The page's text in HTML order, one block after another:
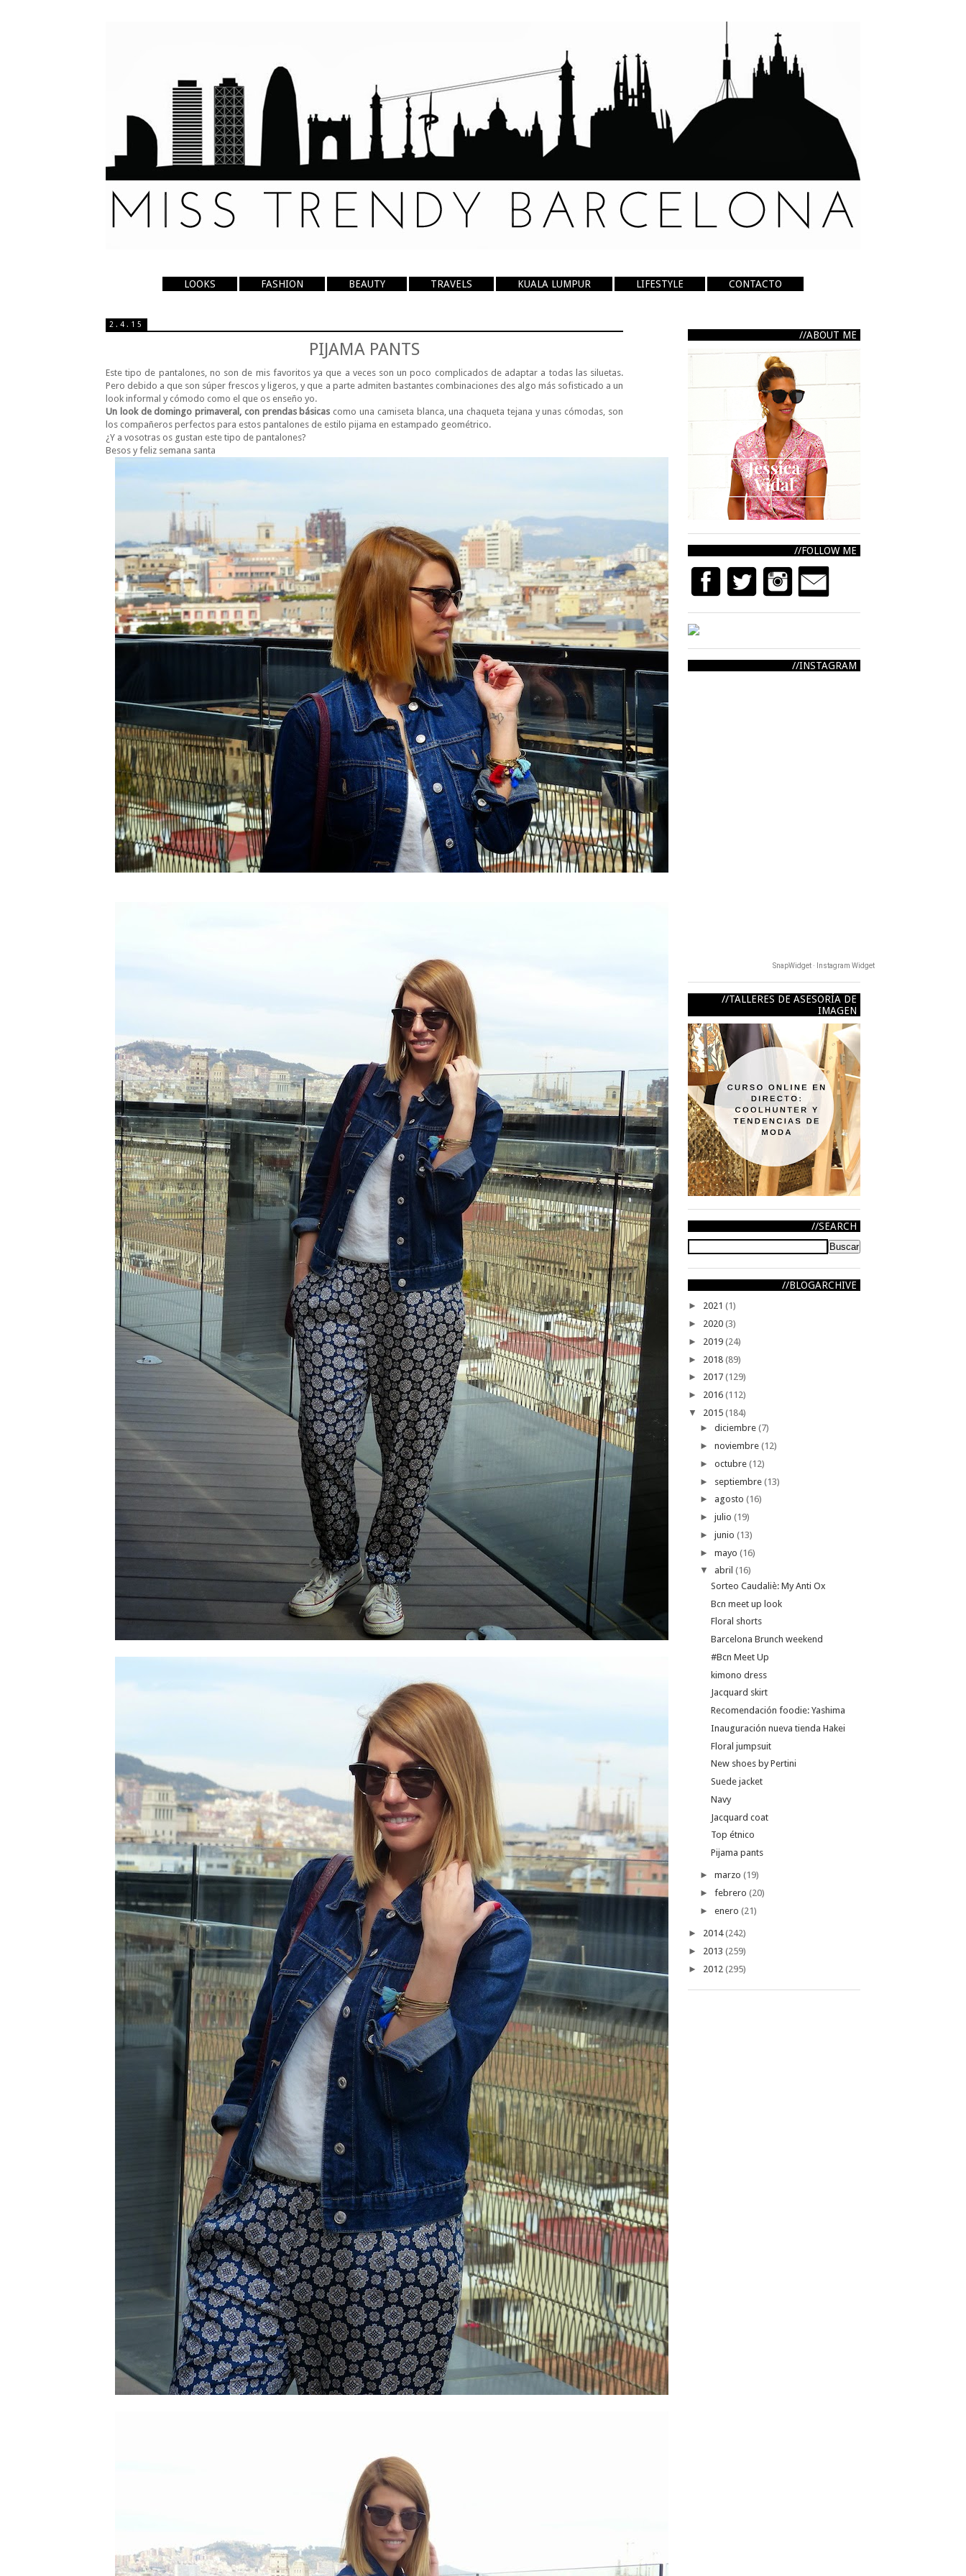
LOOKS FASHION BEAUTY TRAVELS KUALA LUMPUR LIFESTYLE CONTACTO
ABOUT ME
FOLLOW ME
INSTAGRAM
SnapWidget · Instagram Widget
TALLERES DE ASESORÍA DE
IMAGEN
SEARCH
BLOGARCHIVE
► 2021 (1)
► 2020 (3)
► 2019 (24)
► 2018 (89)
► 2017 (129)
► 2016 (112)
▼ 2015 (184)
► diciembre (7)
► noviembre (12)
► octubre (12)
► septiembre (13)
► agosto (16)
► julio (19)
► junio (13)
► mayo (16)
▼ abril (16)
Sorteo Caudaliè: My Anti Ox
Bcn meet up look
Floral shorts
Barcelona Brunch weekend
#Bcn Meet Up
kimono dress
Jacquard skirt
Recomendación foodie: Yashima
Inauguración nueva tienda Hakei
Floral jumpsuit
New shoes by Pertini
Suede jacket
Navy
Jacquard coat
Top étnico
Pijama pants
► marzo (19)
► febrero (20)
► enero (21)
► 2014(242)
► 2013 (259)
► 2012 (295)
2.4.15
PIJAMA PANTS
Este tipo de pantalones, no son de mis favoritos ya que a veces son un poco complicados de adaptar a todas las siluetas.
Pero debido a que son súper frescos y ligeros, y que a parte admiten bastantes combinaciones des algo más sofisticado a un
look informal y cómodo como el que os enseño yo.
Un look de domingo primaveral, con prendas básicascomo una camiseta blanca, una chaqueta tejana y unas cómodas, son
los compañeros perfectos para estos pantalones de estilo pijama en estampado geométrico.
¿Y a vosotras os gustan este tipo de pantalones?
Besos y feliz semana santa